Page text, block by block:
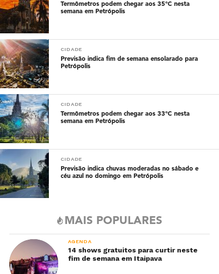
Termômetros podem chegar aos 35°C nesta
semana em Petrópolis
CIDADE
Previsão indica fim de semana ensolarado para
Petrópolis
CIDADE
Termômetros podem chegar aos 33°C nesta
semana em Petrópolis
CIDADE
Previsão indica chuvas moderadas no sábado e
céu azul no domingo em Petrópolis
MAIS POPULARES
AGENDA
14 shows gratuitos para curtir neste
fim de semana em Itaipava